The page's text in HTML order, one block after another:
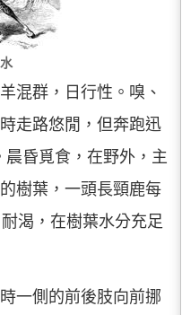
混群，日行性。嗅、
走路悠閒，但奔跑迅
昏覓食，在野外，主
樹葉，一頭長頸鹿每
渴，在樹葉水分充足
一側的前後肢向前挪